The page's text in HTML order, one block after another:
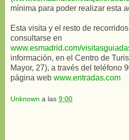
mínima para poder realizar esta
Esta visita y el resto de
consultarse en
www.esmadrid.com/
información, en el Centro de
Mayor, 27), a través del teléfono
página web www.entradas.com
Unknown a las 9:00